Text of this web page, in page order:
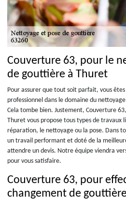
Couverture 63, pour le
de gouttière à Thuret
Pour assurer que tout soit parfait, vous
professionnel dans le domaine du
Cela tombe bien. Justement, Couverture
Thuret vous propose tous types de travaux
réparation, le nettoyage ou la pose. Dans
un travail performant et doté de la
attendre un devis. Notre équipe viendra
pour vous satisfaire.
Couverture 63, pour
changement de